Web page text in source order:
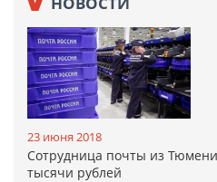
23 июня 2018
Сотрудница почты из
тысячи рублей